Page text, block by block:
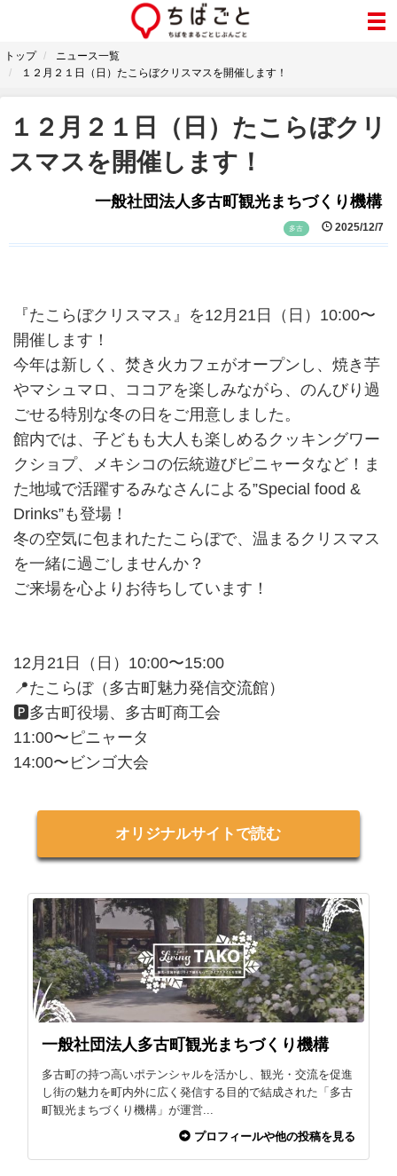
トップ
ニュース一覧
１２月２１日（日）たこらぼクリスマスを開催します！
１２月２１日（日）たこらぼクリ
スマスを開催します！
一般社団法人多古町観光まちづくり機構
多古 2025/12/7
『たこらぼクリスマス』を12月21日（日）10:00〜
開催します！
今年は新しく、焚き火カフェがオープンし、焼き芋
やマシュマロ、ココアを楽しみながら、のんびり過
ごせる特別な冬の日をご用意しました。
館内では、子どもも大人も楽しめるクッキングワー
クショプ、メキシコの伝統遊びピニャータなど！ま
た地域で活躍するみなさんによる”Special food &
Drinks”も登場！
冬の空気に包まれたたこらぼで、温まるクリスマス
を一緒に過ごしませんか？
ご来場を心よりお待ちしています！
12月21日（日）10:00〜15:00
📍たこらぼ（多古町魅力発信交流館）
🅿多古町役場、多古町商工会
11:00〜ピニャータ
14:00〜ビンゴ大会
オリジナルサイトで読む
一般社団法人多古町観光まちづくり機構
多古町の持つ高いポテンシャルを活かし、観光・交流を促進
し街の魅力を町内外に広く発信する目的で結成された「多古
町観光まちづくり機構」が運営...
プロフィールや他の投稿を見る